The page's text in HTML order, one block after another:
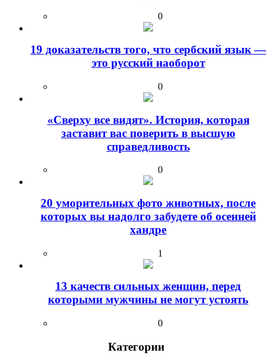
0
19 доказательств того, что сербский язык —
это русский наоборот
0
«Сверху все видят». История, которая
заставит вас поверить в высшую
справедливость
0
20 уморительных фото животных, после
которых вы надолго забудете об осенней
хандре
1
13 качеств сильных женщин, перед
которыми мужчины не могут устоять
0
Категории